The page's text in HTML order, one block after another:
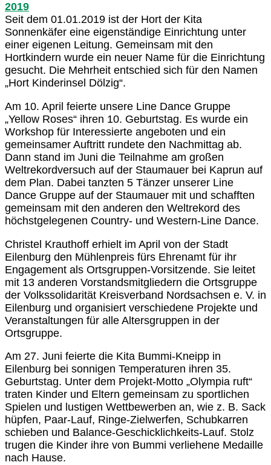
2019
Seit dem 01.01.2019 ist der Hort der Kita
Sonnenkäfer eine eigenständige Einrichtung unter
einer eigenen Leitung. Gemeinsam mit den
Hortkindern wurde ein neuer Name für die Einrichtung
gesucht. Die Mehrheit entschied sich für den Namen
„Hort Kinderinsel Dölzig“.
Am 10. April feierte unsere Line Dance Gruppe
„Yellow Roses“ ihren 10. Geburtstag. Es wurde ein
Workshop für Interessierte angeboten und ein
gemeinsamer Auftritt rundete den Nachmittag ab.
Dann stand im Juni die Teilnahme am großen
Weltrekordversuch auf der Staumauer bei Kaprun auf
dem Plan. Dabei tanzten 5 Tänzer unserer Line
Dance Gruppe auf der Staumauer mit und schafften
gemeinsam mit den anderen den Weltrekord des
höchstgelegenen Country- und Western-Line Dance.
Christel Krauthoff erhielt im April von der Stadt
Eilenburg den Mühlenpreis fürs Ehrenamt für ihr
Engagement als Ortsgruppen-Vorsitzende. Sie leitet
mit 13 anderen Vorstandsmitgliedern die Ortsgruppe
der Volkssolidarität Kreisverband Nordsachsen e. V. in
Eilenburg und organisiert verschiedene Projekte und
Veranstaltungen für alle Altersgruppen in der
Ortsgruppe.
Am 27. Juni feierte die Kita Bummi-Kneipp in
Eilenburg bei sonnigen Temperaturen ihren 35.
Geburtstag. Unter dem Projekt-Motto „Olympia ruft“
traten Kinder und Eltern gemeinsam zu sportlichen
Spielen und lustigen Wettbewerben an, wie z. B. Sack
hüpfen, Paar-Lauf, Ringe-Zielwerfen, Schubkarren
schieben und Balance-Geschicklichkeits-Lauf. Stolz
trugen die Kinder ihre von Bummi verliehene Medaille
nach Hause.